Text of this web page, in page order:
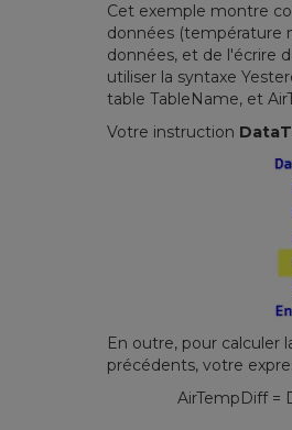
Cet exemple montre
données (température
données, et de l'écrire
utiliser la syntaxe
table TableName, et
Votre instruction
En outre, pour calculer
précédents, votre
AirTempDiff =